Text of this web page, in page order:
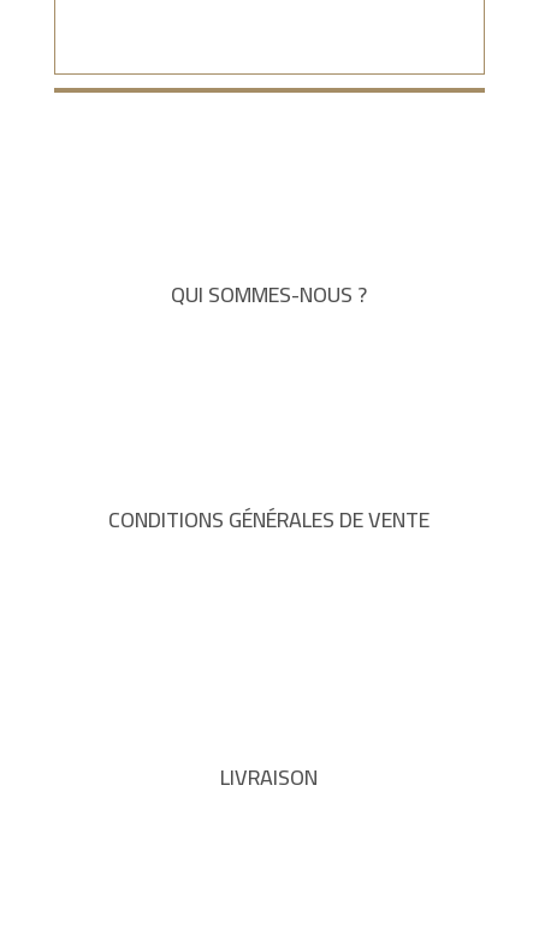
QUI SOMMES-NOUS ?
CONDITIONS GÉNÉRALES DE VENTE
LIVRAISON